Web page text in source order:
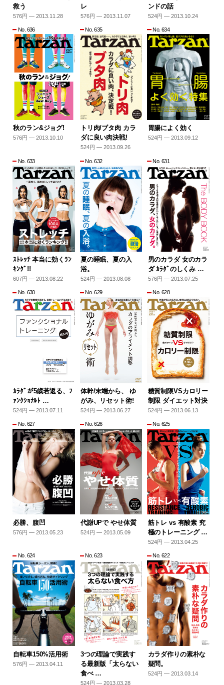
救う
576円 — 2013.11.28
レ
576円 — 2013.11.07
ンドの話
524円 — 2013.10.24
No. 636
秋のラン&ジョグ!
576円 — 2013.10.10
No. 635
トリ肉/ブタ肉 カラ
ダに良い肉決戦!
524円 — 2013.09.26
No. 634
胃腸によく効く
524円 — 2013.09.12
No. 633
ｽﾄﾚｯﾁ 本当に効くﾗﾝ
ｷﾝｸﾞ!!
607円 — 2013.08.22
No. 632
夏の睡眠、夏の入
浴。
524円 — 2013.08.08
No. 631
男のカラダ 女のカラ
ダ ｶﾗﾀﾞのしくみ …
576円 — 2013.07.25
No. 630
ｶﾗﾀﾞが5歳若返る、ﾌ
ｧﾝｸｼｮﾅﾙﾄ …
524円 — 2013.07.11
No. 629
体幹/末端から、 ゆ
がみ、リセット術!
524円 — 2013.06.27
No. 628
糖質制限VSカロリー
制限 ダイエット対決
524円 — 2013.06.13
No. 627
必勝、腹凹
576円 — 2013.05.23
No. 626
代謝UPで やせ体質
524円 — 2013.05.09
No. 625
筋トレ vs 有酸素 究
極のトレーニング …
524円 — 2013.04.25
No. 624
自転車150%活用術
576円 — 2013.04.11
No. 623
3つの理論で実践す
る最新版「太らない
食べ …
524円 — 2013.03.28
No. 622
カラダ作りの素朴な
疑問。
524円 — 2013.03.14